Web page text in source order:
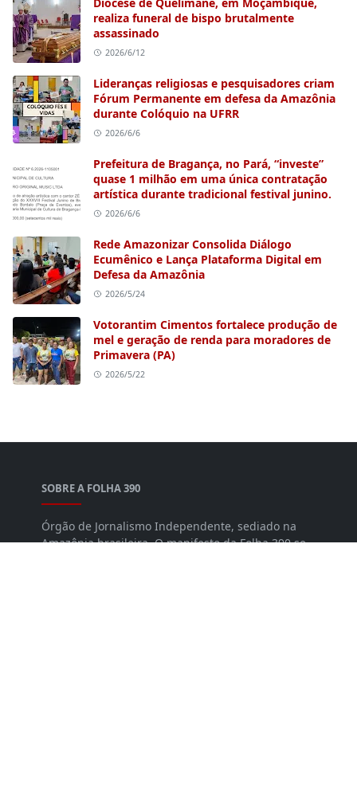
realiza funeral de bispo brutalmente
assassinado
2026/6/12
Lideranças religiosas e pesquisadores criam
Fórum Permanente em defesa da Amazônia
durante Colóquio na UFRR
2026/6/6
Prefeitura de Bragança, no Pará, “investe”
quase 1 milhão em uma única contratação
artística durante tradicional festival junino.
2026/6/6
Rede Amazonizar Consolida Diálogo
Ecumênico e Lança Plataforma Digital em
Defesa da Amazônia
2026/5/24
Votorantim Cimentos fortalece produção de
mel e geração de renda para moradores de
Primavera (PA)
2026/5/22
SOBRE A FOLHA 390
Órgão de Jornalismo Independente, sediado na
Amazônia brasileira. O manifesto da Folha 390 se